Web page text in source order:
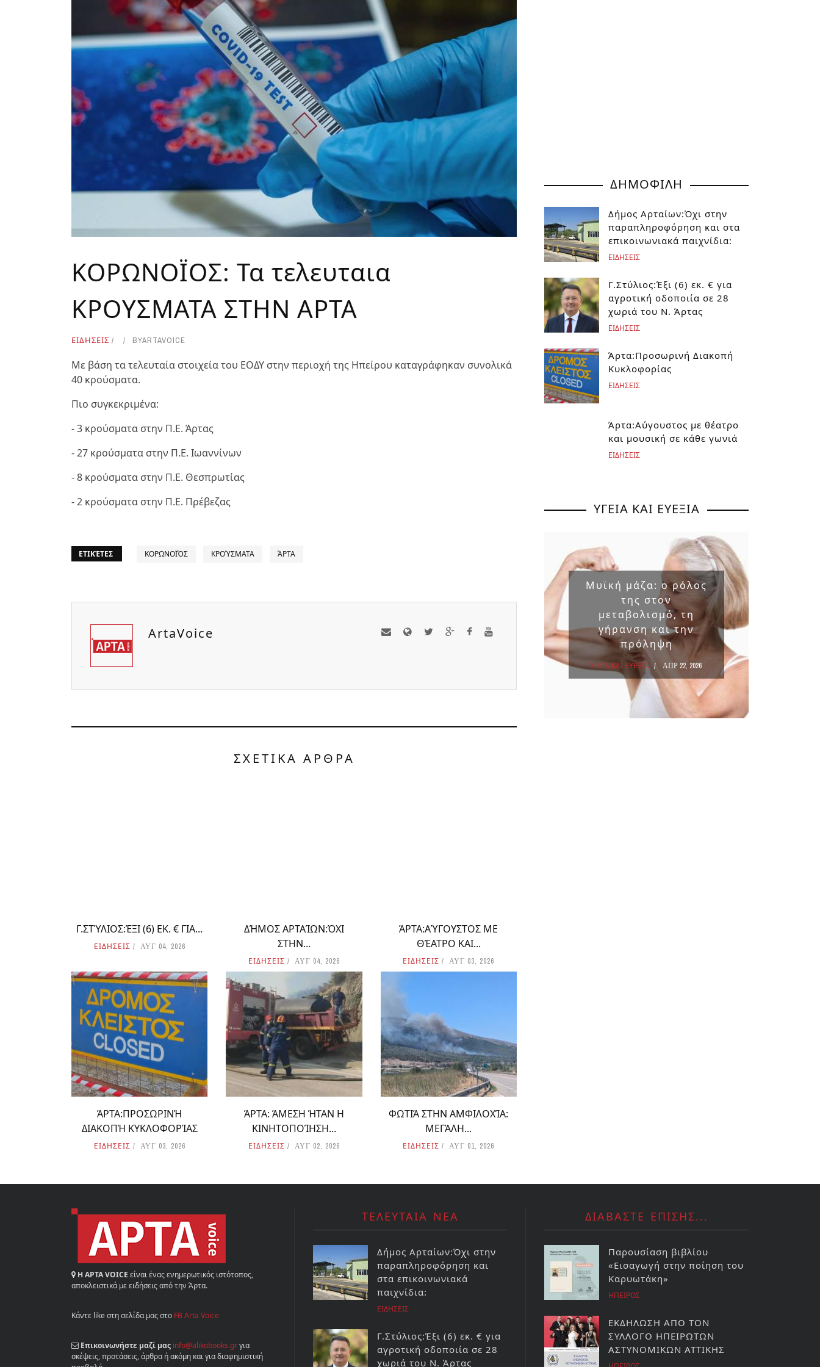
ΚΟΡΩΝΟΪΟΣ: Τα τελευταια
ΚΡΟΥΣΜΑΤΑ ΣΤΗΝ ΑΡΤΑ
ΕΙΔΗΣΕΙΣ BYARTAVOICE
Με βάση τα τελευταία στοιχεία του ΕΟΔΥ στην περιοχή της Ηπείρου καταγράφηκαν συνολικά
40 κρούσματα.
Πιο συγκεκριμένα:
- 3 κρούσματα στην Π.Ε. Άρτας
- 27 κρούσματα στην Π.Ε. Ιωαννίνων
- 8 κρούσματα στην Π.Ε. Θεσπρωτίας
- 2 κρούσματα στην Π.Ε. Πρέβεζας
ΕΤΙΚΈΤΕΣ ΚΟΡΩΝΟΪΌΣ ΚΡΟΎΣΜΑΤΑ ΆΡΤΑ
ArtaVoice
ΣΧΕΤΙΚΑ ΑΡΘΡΑ
Γ.ΣΤΎΛΙΟΣ:ΈΞΙ (6) ΕΚ. € ΓΙΑ...
ΕΙΔΗΣΕΙΣ ΑΥΓ 04, 2026
ΔΉΜΟΣ ΑΡΤΑΊΩΝ:ΌΧΙ
ΣΤΗΝ...
ΕΙΔΗΣΕΙΣ ΑΥΓ 04, 2026
ΆΡΤΑ:ΑΎΓΟΥΣΤΟΣ ΜΕ
ΘΈΑΤΡΟ ΚΑΙ...
ΕΙΔΗΣΕΙΣ ΑΥΓ 03, 2026
ΆΡΤΑ:ΠΡΟΣΩΡΙΝΉ
ΔΙΑΚΟΠΉ ΚΥΚΛΟΦΟΡΊΑΣ
ΕΙΔΗΣΕΙΣ ΑΥΓ 03, 2026
ΆΡΤΑ: ΆΜΕΣΗ ΉΤΑΝ Η
ΚΙΝΗΤΟΠΟΊΗΣΗ...
ΕΙΔΗΣΕΙΣ ΑΥΓ 02, 2026
ΦΩΤΙΆ ΣΤΗΝ ΑΜΦΙΛΟΧΊΑ:
ΜΕΓΆΛΗ...
ΕΙΔΗΣΕΙΣ ΑΥΓ 01, 2026
ΔΗΜΟΦΙΛΗ
Δήμος Αρταίων:Όχι στην
παραπληροφόρηση και στα
επικοινωνιακά παιχνίδια:
ΕΙΔΗΣΕΙΣ
Γ.Στύλιος:Έξι (6) εκ. € για
αγροτική οδοποιία σε 28
χωριά του Ν. Άρτας
ΕΙΔΗΣΕΙΣ
Άρτα:Προσωρινή Διακοπή
Κυκλοφορίας
ΕΙΔΗΣΕΙΣ
Άρτα:Αύγουστος με θέατρο
και μουσική σε κάθε γωνιά
ΕΙΔΗΣΕΙΣ
ΥΓΕΙΑ ΚΑΙ ΕΥΕΞΙΑ
ΟΛΑ ΟΣΑ ΠΡΕΠΕΙ ΝΑ
ΒΕΡΒΕΡΙΝΗ
Μυϊκή μάζα: ο ρόλος
της στον
μεταβολισμό, τη
γήρανση και την
πρόληψη
ΥΓΕΙΑ ΚΑΙ ΕΥΕΞΙΑ ΑΠΡ 22, 2026
Η ΑΡΤΑ VOICE είναι ένας ενημερωτικός ιστότοπος,
αποκλειστικά με ειδήσεις από την Άρτα.
Κάντε like στη σελίδα μας στο FB Arta Voice
Επικοινωνήστε μαζί μας info@alikobooks.grγια
σκέψεις, προτάσεις, άρθρα ή ακόμη και για διαφημιστική
ΤΕΛΕΥΤΑΙΑ ΝΕΑ
Δήμος Αρταίων:Όχι στην
παραπληροφόρηση και
στα επικοινωνιακά
παιχνίδια:
ΕΙΔΗΣΕΙΣ
Γ.Στύλιος:Έξι (6) εκ. € για
αγροτική οδοποιία σε 28
χωριά του Ν. Άρτας
ΔΙΑΒΑΣΤΕ ΕΠΙΣΗΣ...
Παρουσίαση βιβλίου
«Εισαγωγή στην ποίηση του
Καρυωτάκη»
ΗΠΕΙΡΟΣ
ΕΚΔΗΛΩΣΗ ΑΠΟ ΤΟΝ
ΣΥΛΛΟΓΟ ΗΠΕΙΡΩΤΩΝ
ΑΣΤΥΝΟΜΙΚΩΝ ΑΤΤΙΚΗΣ